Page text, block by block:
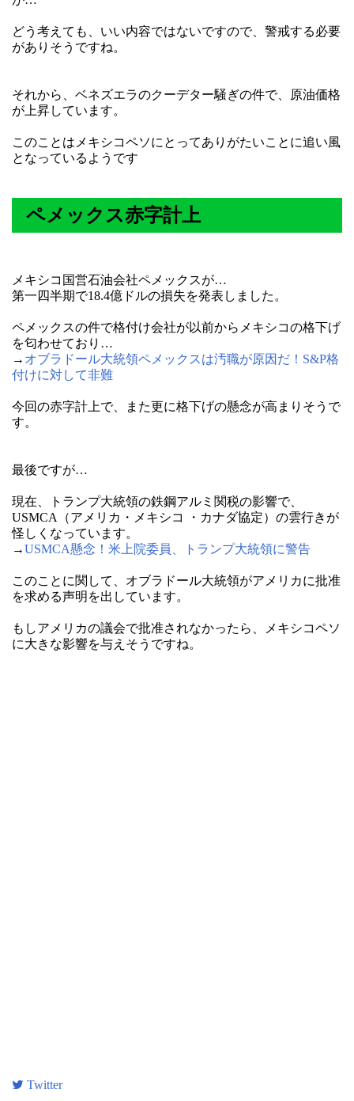
どう考えても、いい内容ではないですので、警戒する必要
がありそうですね。
それから、ベネズエラのクーデター騒ぎの件で、原油価格
が上昇しています。
このことはメキシコペソにとってありがたいことに追い風
となっているようです
ペメックス赤字計上
メキシコ国営石油会社ペメックスが…
第一四半期で18.4億ドルの損失を発表しました。
ペメックスの件で格付け会社が以前からメキシコの格下げ
を匂わせており…
→ オブラドール大統領ペメックスは汚職が原因だ！S&P格
付けに対して非難
今回の赤字計上で、また更に格下げの懸念が高まりそうで
す。
最後ですが…
現在、トランプ大統領の鉄鋼アルミ関税の影響で、
USMCA（アメリカ・メキシコ ・カナダ協定）の雲行きが
怪しくなっています。
→USMCA懸念！米上院委員、トランプ大統領に警告
このことに関して、オブラドール大統領がアメリカに批准
を求める声明を出しています。
もしアメリカの議会で批准されなかったら、メキシコペソ
に大きな影響を与えそうですね。
Twitter